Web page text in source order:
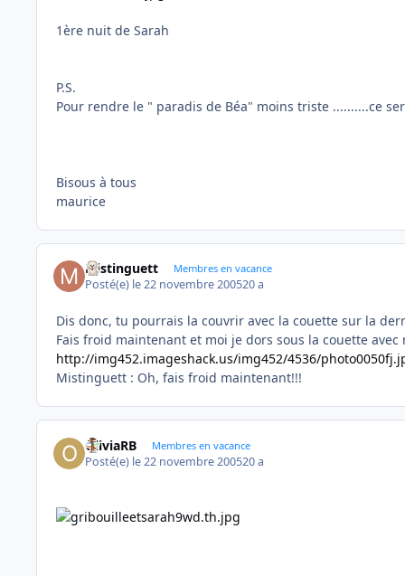
1ère nuit de Sarah
P.S.
Pour rendre le " paradis de Béa" moins triste ..........ce
Bisous à tous
maurice
Mistinguett Membres en vacance
Posté(e) le 22 novembre 200520 a
Dis donc, tu pourrais la couvrir avec la couette sur la
Fais froid maintenant et moi je dors sous la couette
http://img452.imageshack.us/img452/4536/
Mistinguett : Oh, fais froid maintenant!!!
OliviaRB Membres en vacance
Posté(e) le 22 novembre 200520 a